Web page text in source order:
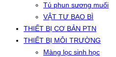
Tủ phun sương muối
VẬT TƯ BAO BÌ
THIẾT BỊ CƠ BẢN PTN
THIẾT BỊ MÔI TRƯỜNG
Màng lọc sinh học